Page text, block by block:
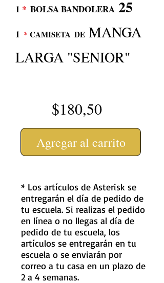
1 * BOLSA BANDOLERA 25
1 * CAMISETA DE MANGA
LARGA "SENIOR"
$180,50
Agregar al carrito
* Los artículos de Asterisk se
entregarán el día de pedido de
tu escuela. Si realizas el pedido
en línea o no llegas al día de
pedido de tu escuela, los
artículos se entregarán en tu
escuela o se enviarán por
correo a tu casa en un plazo de
2 a 4 semanas.